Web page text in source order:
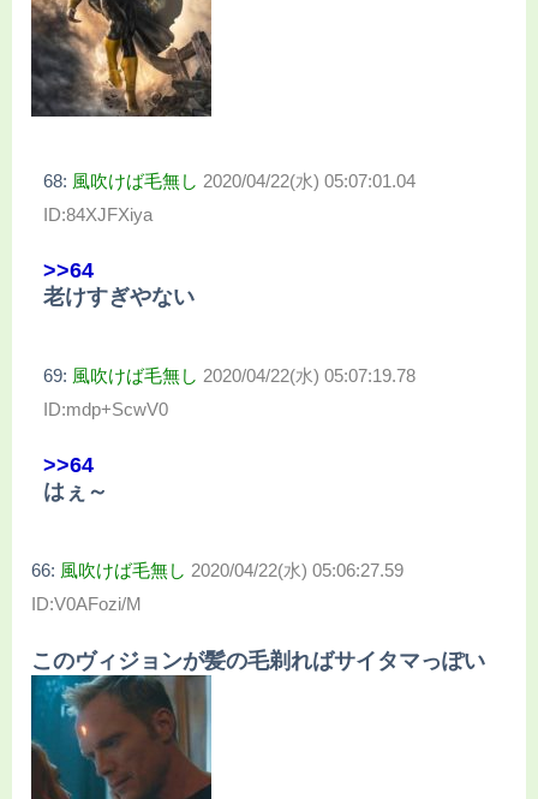
68: 風吹けば毛無し 2020/04/22(水) 05:07:01.04
ID:84XJFXiya
>>64
老けすぎやない
69: 風吹けば毛無し 2020/04/22(水) 05:07:19.78
ID:mdp+ScwV0
>>64
はぇ～
66: 風吹けば毛無し 2020/04/22(水) 05:06:27.59
ID:V0AFozi/M
このヴィジョンが髪の毛剃ればサイタマっぽい